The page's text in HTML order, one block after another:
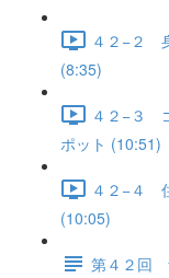
４２−２
(8:35)
４２−３
ポット (10:51)
４２−４
(10:05)
第４２回